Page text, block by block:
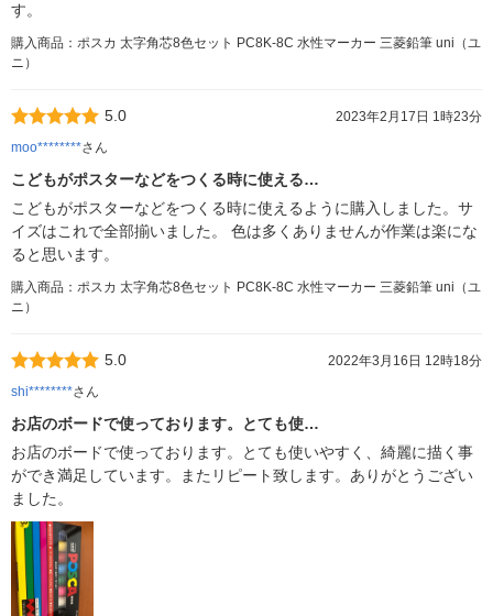
す。
購入商品：ポスカ 太字角芯8色セット PC8K-8C 水性マーカー 三菱鉛筆 uni（ユ
ニ）
5.0
2023年2月17日 1時23分
moo********さん
こどもがポスターなどをつくる時に使える…
こどもがポスターなどをつくる時に使えるように購入しました。サ
イズはこれで全部揃いました。 色は多くありませんが作業は楽にな
ると思います。
購入商品：ポスカ 太字角芯8色セット PC8K-8C 水性マーカー 三菱鉛筆 uni（ユ
ニ）
5.0
2022年3月16日 12時18分
shi********さん
お店のボードで使っております。とても使…
お店のボードで使っております。とても使いやすく、綺麗に描く事
ができ満足しています。またリピート致します。ありがとうござい
ました。